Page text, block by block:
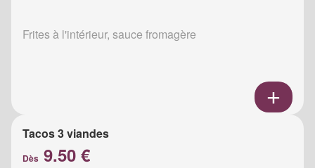
Frites à l'intérieur, sauce fromagère
Tacos 3 viandes
Dès 9.50 €